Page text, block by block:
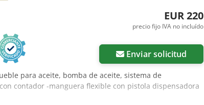
EUR 220
precio fijo IVA no incluído
Enviar solicitud
para aceite, bomba de aceite, sistema de
contador -manguera flexible con pistola dispensadora